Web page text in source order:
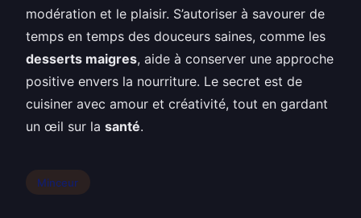
modération et le plaisir. S’autoriser à savourer de
temps en temps des douceurs saines, comme les
desserts maigres, aide à conserver une approche
positive envers la nourriture. Le secret est de
cuisiner avec amour et créativité, tout en gardant
un œil sur la santé.
Minceur